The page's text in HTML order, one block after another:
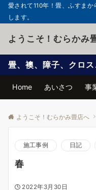
愛されて110年！畳、ふすま
します。
ようこそ！むらかみ
Home あいさつ 事
ようこそ！むらかみ畳店へ
施工事例 日記
春
2022年3月30日